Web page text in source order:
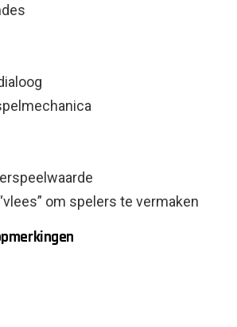
om spelers te vermaken